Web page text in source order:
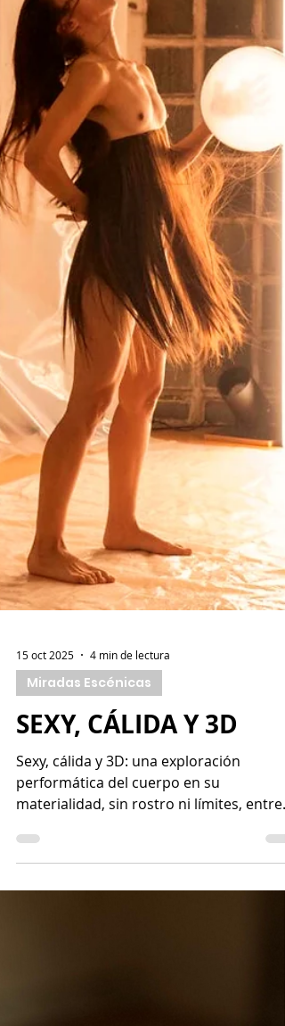
15 oct 2025 4 min de lectura
Miradas Escénicas
SEXY, CÁLIDA Y 3D
Sexy, cálida y 3D: una exploración
performática del cuerpo en su
materialidad, sin rostro ni límites, entre